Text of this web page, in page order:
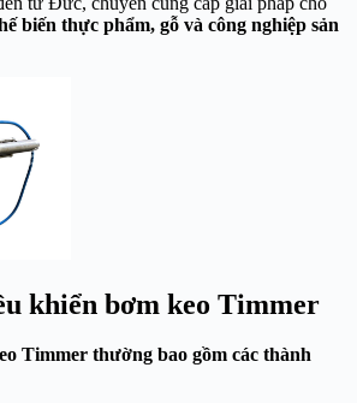
biến thực phẩm, gỗ và công nghiệp sản
khiển bơm keo Timmer
Timmer thường bao gồm các thành